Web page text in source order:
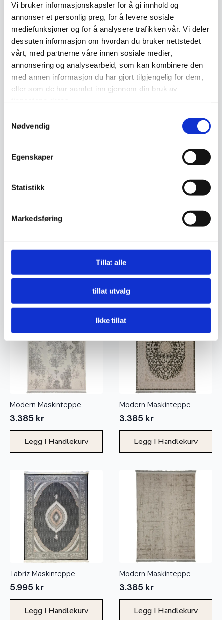
Vi bruker informasjonskapsler for å gi innhold og
annonser et personlig preg, for å levere sosiale
mediefunksjoner og for å analysere trafikken vår. Vi deler
dessuten informasjon om hvordan du bruker nettstedet
vårt, med partnerne våre innen sosiale medier,
annonsering og analysearbeid, som kan kombinere den
med annen informasjon du har gjort tilgjengelig for dem,
eller som de har samlet inn gjennom din bruk av
Nødvendig
Egenskaper
Statistikk
Markedsføring
Tillat alle
tillat utvalg
Ikke tillat
Vedlikehold og holdbarhet
Maskintepper er enkle å vedlikeholde. Regelmessig
støvsuging fjerner støv og smuss, og skånsom vask med
mildt rengjøringsmiddel kan brukes ved behov. Syntetiske
tepper tåler flekker og falming, men bør skjermes mot
langvarig sollys. For jevn slitasje og lengre levetid bør
Relaterte produkter
7.490kr
Legg I Handlekurv
7.490kr
Legg I Handlekurv
Modern Maskinteppe
3.385 kr
Legg I Handlekurv
Modern Maskinteppe
3.385 kr
Legg I Handlekurv
Tabriz Maskinteppe
5.995 kr
Legg I Handlekurv
Modern Maskinteppe
3.385 kr
Legg I Handlekurv